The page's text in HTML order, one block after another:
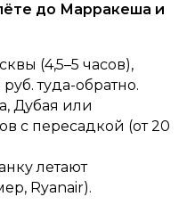
до Марракеша и
(4,5–5 часов),
туда-обратно.
Дубая или
с пересадкой (от 20
летают
Ryanair).